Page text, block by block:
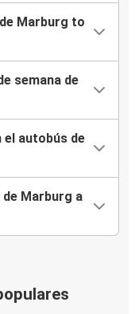
Marburg to
semana de
el autobús de
Marburg a